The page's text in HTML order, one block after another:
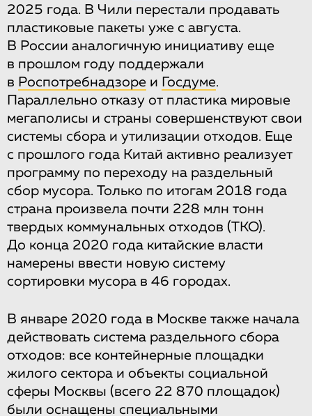
2025 года. В Чили перестали продавать
пластиковые пакеты уже с августа.
В России аналогичную инициативу еще
в прошлом году поддержали
в Роспотребнадзоре и Госдуме.
Параллельно отказу от пластика мировые
мегаполисы и страны совершенствуют свои
системы сбора и утилизации отходов. Еще
с прошлого года Китай активно реализует
программу по переходу на раздельный
сбор мусора. Только по итогам 2018 года
страна произвела почти 228 млн тонн
твердых коммунальных отходов (ТКО).
До конца 2020 года китайские власти
намерены ввести новую систему
сортировки мусора в 46 городах.
В январе 2020 года в Москве также начала
действовать система раздельного сбора
отходов: все контейнерные площадки
жилого сектора и объекты социальной
сферы Москвы (всего 22 870 площадок)
были оснащены специальными